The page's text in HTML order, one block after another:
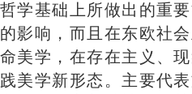
学基础上所做出的重
影响，而且在东欧社
美学，在存在主义、
美学新形态。主要代